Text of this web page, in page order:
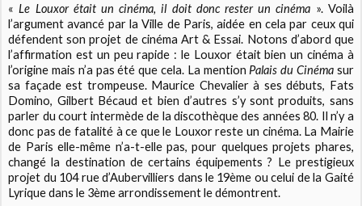
«Le Louxor était un cinéma, il doit donc rester un cinéma ». Voilà
l’argument avancé par la Ville de Paris, aidée en cela par ceux qui
défendent son projet de cinéma Art & Essai. Notons d’abord que
l’affirmation est un peu rapide : le Louxor était bien un cinéma à
l’origine mais n’a pas été que cela. La mention Palais du Cinéma sur
sa façade est trompeuse. Maurice Chevalier à ses débuts, Fats
Domino, Gilbert Bécaud et bien d’autres s’y sont produits, sans
parler du court intermède de la discothèque des années 80. Il n’y a
donc pas de fatalité à ce que le Louxor reste un cinéma. La Mairie
de Paris elle-même n’a-t-elle pas, pour quelques projets phares,
changé la destination de certains équipements ? Le prestigieux
projet du 104 rue d’Aubervilliers dans le 19ème ou celui de la Gaité
Lyrique dans le 3ème arrondissement le démontrent.